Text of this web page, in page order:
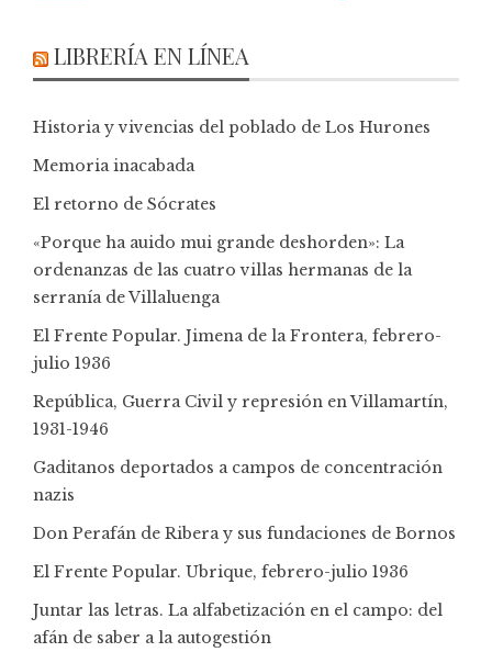
LIBRERÍA EN LÍNEA
Historia y vivencias del poblado de Los Hurones
Memoria inacabada
El retorno de Sócrates
«Porque ha auido mui grande deshorden»: La
ordenanzas de las cuatro villas hermanas de la
serranía de Villaluenga
El Frente Popular. Jimena de la Frontera, febrero-
julio 1936
República, Guerra Civil y represión en Villamartín,
1931-1946
Gaditanos deportados a campos de concentración
nazis
Don Perafán de Ribera y sus fundaciones de Bornos
El Frente Popular. Ubrique, febrero-julio 1936
Juntar las letras. La alfabetización en el campo: del
afán de saber a la autogestión